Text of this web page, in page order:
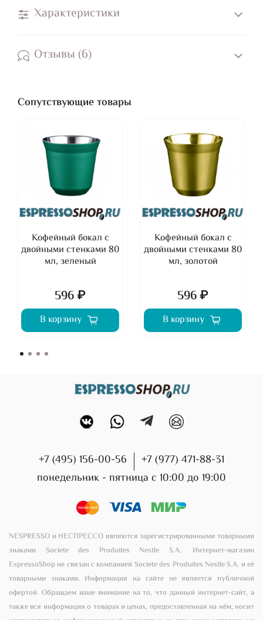
Характеристики
Отзывы (6)
Сопутствующие товары
Кофейный бокал с
двойными стенками 80
мл, зеленый
596 ₽
В корзину
Кофейный бокал с
двойными стенками 80
мл, золотой
596 ₽
В корзину
+7 (495) 156-00-56
+7 (977) 471-88-31
понедельник - пятница с 10:00 до 19:00
NESPRESSO и НЕСПРЕССО являются зарегистрированными товарными
знаками Societe des Produites Nestle S.A.. Интернет-магазин
EspressoShop не связан с компанией Societe des Produites Nestle S.A. и её
товарными знаками. Информация на сайте не является публичной
офертой. Обращаем ваше внимание на то, что данный интернет-сайт, а
также вся информация о товарах и ценах, предоставленная на нём, носит